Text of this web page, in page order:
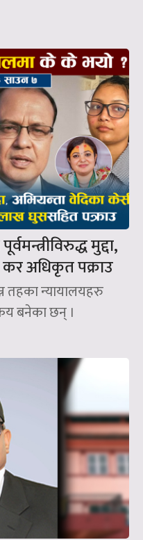
मुद्दा,
कर अधिकृत पक्राउ
तहका न्यायालयहरु
बनेका छन् ।